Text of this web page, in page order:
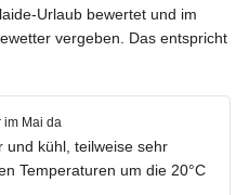
Urlaub bewertet und im
vergeben. Das entspricht
im Mai da
und kühl, teilweise sehr
Temperaturen um die 20°C